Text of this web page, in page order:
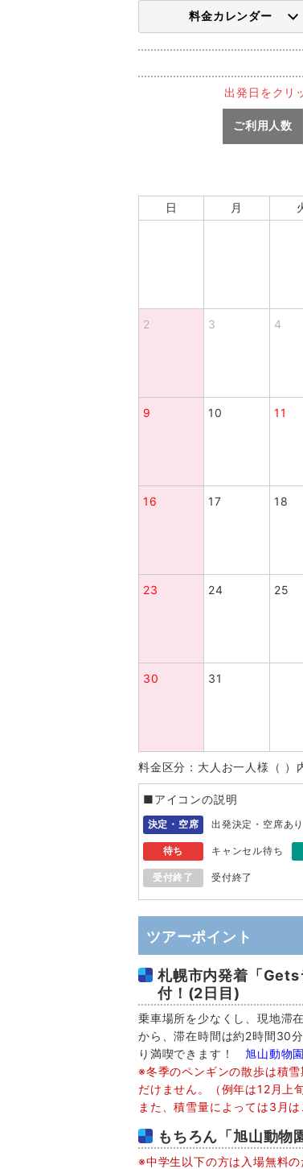
料金カレンダー
出発日をクリ
ご利用人数
日 月
2 3 4
9 10 11
16 17 18
23 24 25
30 31
料金区分：大人お一人様（ ）
■アイコンの説明
決定・空席 出発決定・空席あり
待ち キャンセル待ち
受付終了 受付終了
ツアーポイント
札幌市内発着「Gets
付！(2日目)
乗車場所を少なくし、現地滞
から、滞在時間は約2時間30
り満喫できます！旭山動物
※冬季のペンギンの散歩は積
だけません。（例年は12月上
また、積雪量によっては3月
もちろん「旭山動物
※中学生以下の方は入場無料の